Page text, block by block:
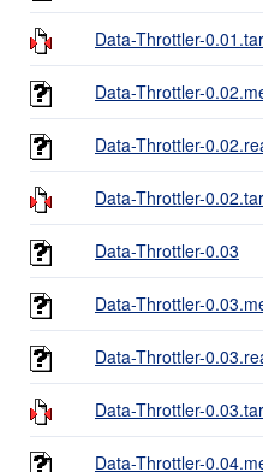
Data-Throttler-
Data-Throttler-
Data-Throttler-
Data-Throttler-
Data-Throttler-0.03
Data-Throttler-
Data-Throttler-
Data-Throttler-
Data-Throttler-